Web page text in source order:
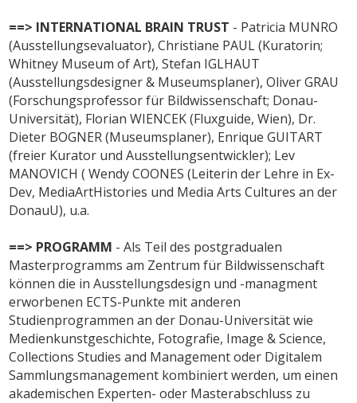
==> INTERNATIONAL BRAIN TRUST - Patricia MUNRO
(Ausstellungsevaluator), Christiane PAUL (Kuratorin;
Whitney Museum of Art), Stefan IGLHAUT
(Ausstellungsdesigner & Museumsplaner), Oliver GRAU
(Forschungsprofessor für Bildwissenschaft; Donau-
Universität), Florian WIENCEK (Fluxguide, Wien), Dr.
Dieter BOGNER (Museumsplaner), Enrique GUITART
(freier Kurator und Ausstellungsentwickler); Lev
MANOVICH ( Wendy COONES (Leiterin der Lehre in Ex-
Dev, MediaArtHistories und Media Arts Cultures an der
DonauU), u.a.
==> PROGRAMM - Als Teil des postgradualen
Masterprogramms am Zentrum für Bildwissenschaft
können die in Ausstellungsdesign und -managment
erworbenen ECTS-Punkte mit anderen
Studienprogrammen an der Donau-Universität wie
Medienkunstgeschichte, Fotografie, Image & Science,
Collections Studies and Management oder Digitalem
Sammlungsmanagement kombiniert werden, um einen
akademischen Experten- oder Masterabschluss zu